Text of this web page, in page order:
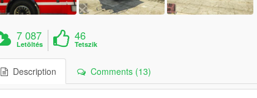
7 087
Letöltés
46
Tetszik
Description Comments (13)